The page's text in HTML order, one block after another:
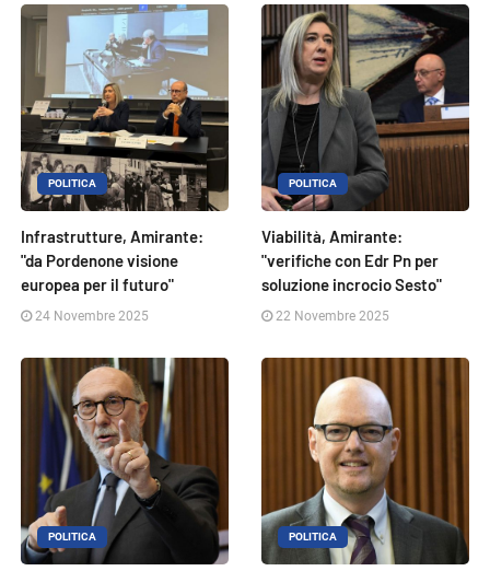
POLITICA
Infrastrutture, Amirante:
"da Pordenone visione
europea per il futuro"
24 Novembre 2025
POLITICA
Viabilità, Amirante:
"verifiche con Edr Pn per
soluzione incrocio Sesto"
22 Novembre 2025
POLITICA POLITICA